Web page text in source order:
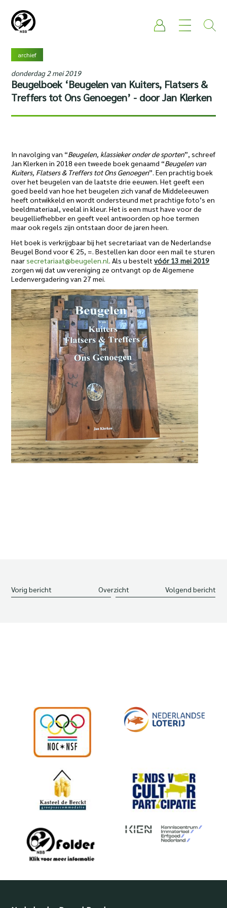
archief
donderdag 2 mei 2019
Beugelboek ‘Beugelen van Kuiters, Flatsers &
Treffers tot Ons Genoegen’ - door Jan Klerken
In navolging van “Beugelen, klassieker onder de sporten”, schreef
Jan Klerken in 2018 een tweede boek genaamd “Beugelen van
Kuiters, Flatsers & Treffers tot Ons Genoegen”. Een prachtig boek
over het beugelen van de laatste drie eeuwen. Het geeft een
goed beeld van hoe het beugelen zich vanaf de Middeleeuwen
heeft ontwikkeld en wordt ondersteund met prachtige foto’s en
beeldmateriaal, veelal in kleur. Het is een must have voor de
beugelliefhebber en geeft veel antwoorden op hoe termen
maar ook regels zijn ontstaan door de jaren heen.
Het boek is verkrijgbaar bij het secretariaat van de Nederlandse
Beugel Bond voor € 25, =. Bestellen kan door een mail te sturen
naarsecretariaat@beugelen.nl. Als u besteltvóór 13 mei 2019
zorgen wij dat uw vereniging ze ontvangt op de Algemene
Ledenvergadering van 27 mei.
Vorig bericht Overzicht Volgend bericht